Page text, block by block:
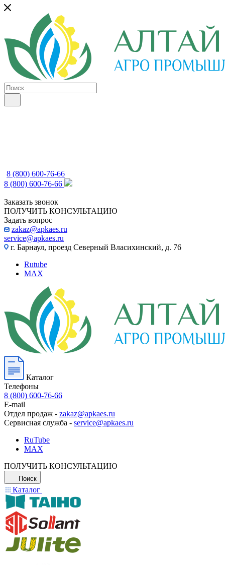
8 (800) 600-76-66
8 (800) 600-76-66
Заказать звонок
ПОЛУЧИТЬ КОНСУЛЬТАЦИЮ
Задать вопрос
zakaz@apkaes.ru
service@apkaes.ru
г. Барнаул, проезд Северный Власихинский, д. 76
Rutube
MAX
Каталог
Телефоны
8 (800) 600-76-66
E-mail
Отдел продаж - zakaz@apkaes.ru
Сервисная служба - service@apkaes.ru
RuTube
MAX
ПОЛУЧИТЬ КОНСУЛЬТАЦИЮ
Поиск
Каталог